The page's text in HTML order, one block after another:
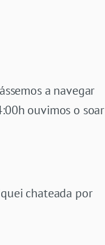
a navegar
ouvimos o soar
chateada por